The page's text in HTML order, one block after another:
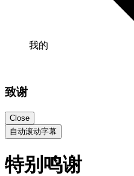
我的
致谢
Close
自动滚动字幕
特别鸣谢